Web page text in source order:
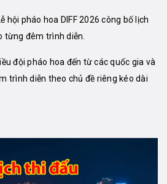
hội pháo hoa DIFF 2026 công bố lịch
từng đêm trình diễn.
đội pháo hoa đến từ các quốc gia và
trình diễn theo chủ đề riêng kéo dài